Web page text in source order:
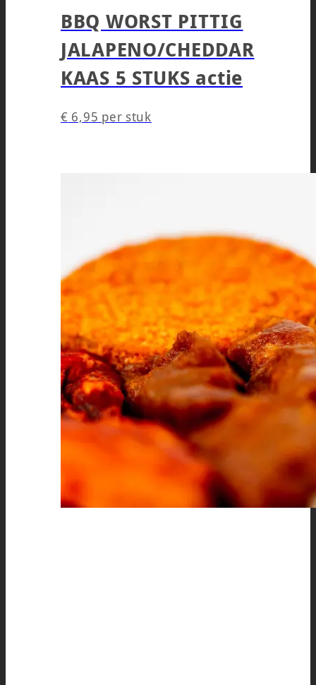
BBQ WORST PITTIG
JALAPENO/CHEDDAR
KAAS 5 STUKS actie
€ 6,95 per stuk